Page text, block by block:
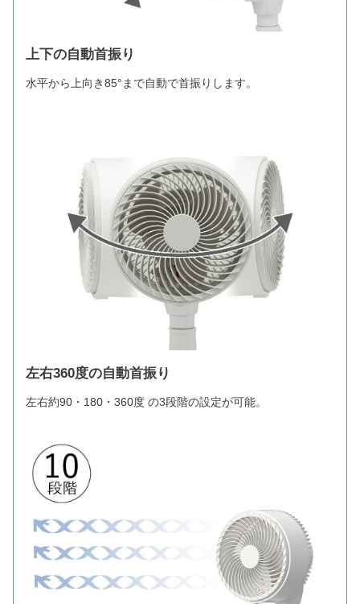
上下の自動首振り
水平から上向き85°まで自動で首振りします。
左右360度の自動首振り
左右約90・180・360度 の3段階の設定が可能。